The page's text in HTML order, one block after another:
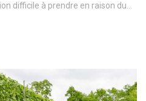
difficile à prendre en raison du...